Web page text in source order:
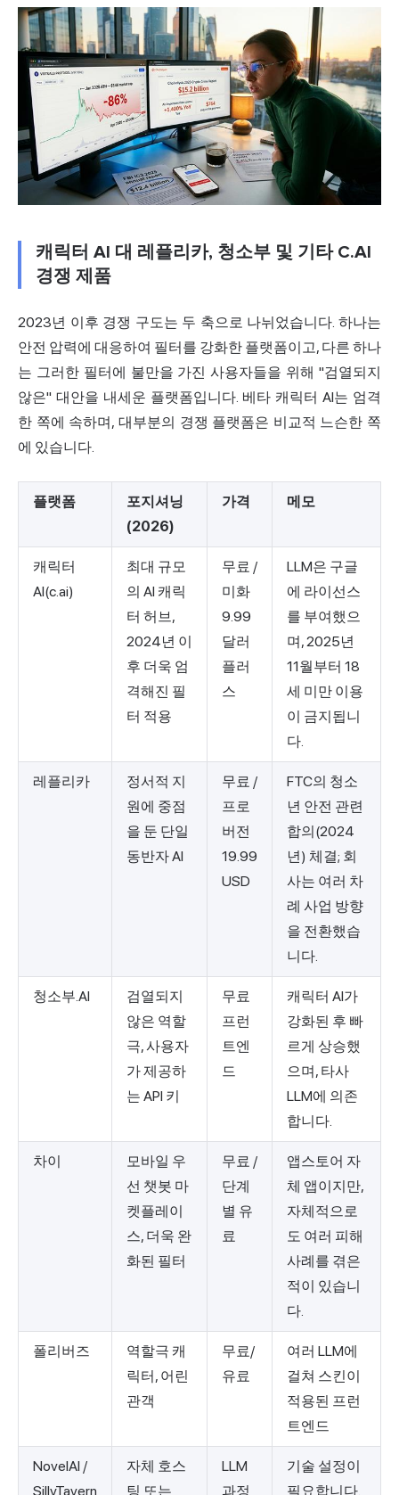
캐릭터 AI 대 레플리카, 청소부 및 기타 C.AI
경쟁 제품
2023년 이후 경쟁 구도는 두 축으로 나뉘었습니다. 하나는
안전 압력에 대응하여 필터를 강화한 플랫폼이고, 다른 하나
는 그러한 필터에 불만을 가진 사용자들을 위해 "검열되지
않은" 대안을 내세운 플랫폼입니다. 베타 캐릭터 AI는 엄격
한 쪽에 속하며, 대부분의 경쟁 플랫폼은 비교적 느슨한 쪽
에 있습니다.
플랫폼
포지셔닝
(2026)
가격 메모
캐릭터
AI(c.ai)
최대 규모
의 AI 캐릭
터 허브,
2024년 이
후 더욱 엄
격해진 필
터 적용
무료 /
미화
9.99
달러
플러
스
LLM은 구글
에 라이선스
를 부여했으
며, 2025년
11월부터 18
세 미만 이용
이 금지됩니
다.
레플리카
정서적 지
원에 중점
을 둔 단일
동반자 AI
무료 /
프로
버전
19.99
USD
FTC의 청소
년 안전 관련
합의(2024
년) 체결; 회
사는 여러 차
례 사업 방향
을 전환했습
니다.
청소부.AI
검열되지
않은 역할
극, 사용자
가 제공하
는 API 키
무료
프런
트엔
드
캐릭터 AI가
강화된 후 빠
르게 상승했
으며, 타사
LLM에 의존
합니다.
차이
모바일 우
선 챗봇 마
켓플레이
스, 더욱 완
화된 필터
무료 /
단계
별 유
료
앱스토어 자
체 앱이지만,
자체적으로
도 여러 피해
사례를 겪은
적이 있습니
다.
폴리버즈
역할극 캐
릭터, 어린
관객
무료/
유료
여러 LLM에
걸쳐 스킨이
적용된 프런
트엔드
NovelAI /
SillyTavern
자체 호스
팅 또는
LLM
과정
기술 설정이
필요합니다.